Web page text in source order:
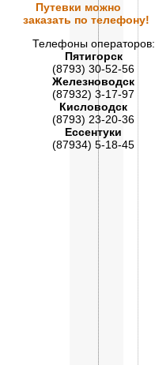
Путевки можно
заказать по телефону!
Телефоны операторов:
Пятигорск
(8793) 30-52-56
Железноводск
(87932) 3-17-97
Кисловодск
(8793) 23-20-36
Ессентуки
(87934) 5-18-45